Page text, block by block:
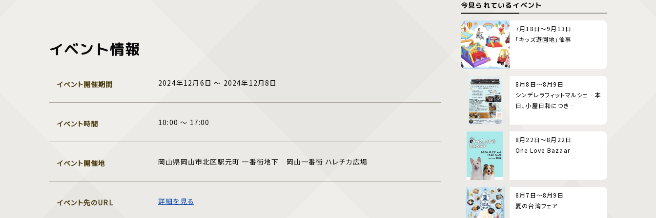
イベント情報
イベント開催期間 2024年12月6日 ～ 2024年12月8日
イベント時間 10:00 ～ 17:00
イベント開催地 岡山県岡山市北区駅元町 一番街地下 岡山一番街 ハレチカ広場
イベント先のURL 詳細を見る
今見られているイベント
7月18日～9月13日
「キッズ遊園地」催事
8月8日～8月9日
シンデレラフィットマルシェ‐本
日、小屋日和につき‐
8月22日～8月22日
One Love Bazaar
8月7日～8月9日
夏の台湾フェア